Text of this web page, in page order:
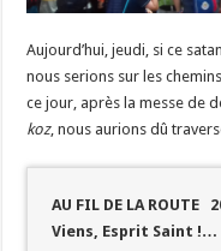
Aujourd’hui, jeudi, si ce
nous serions sur les
ce jour, après la messe de
koz, nous aurions dû
AU FIL DE LA ROUTE
Viens, Esprit Saint !…